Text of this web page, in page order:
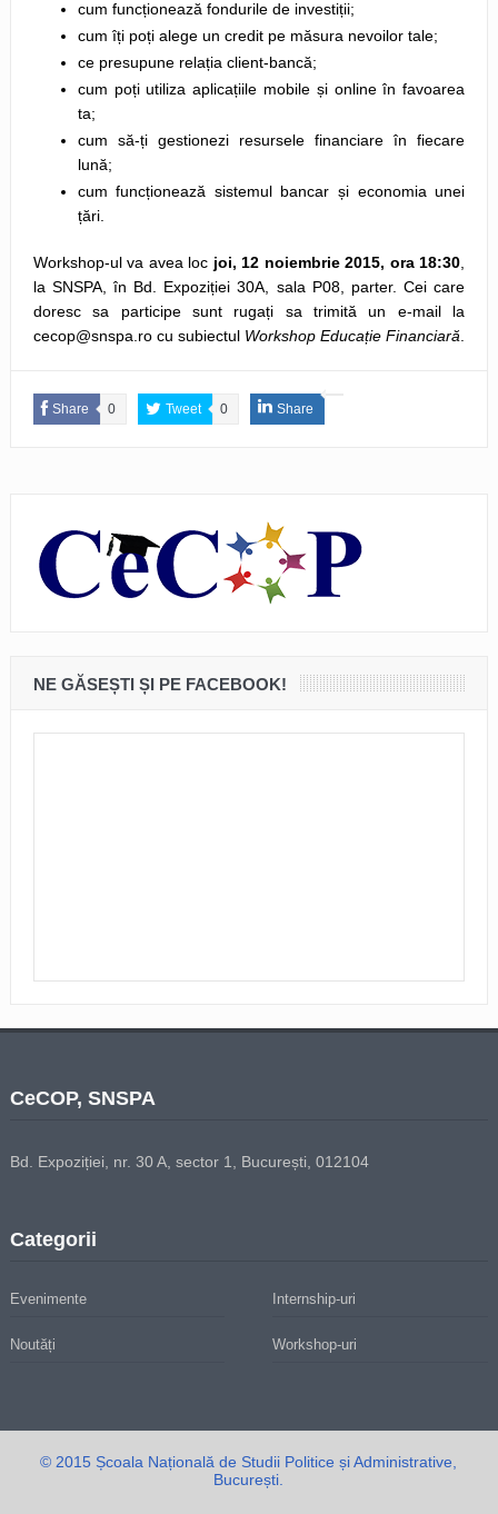
cum funcționează fondurile de investiții;
cum îți poți alege un credit pe măsura nevoilor tale;
ce presupune relația client-bancă;
cum poți utiliza aplicațiile mobile și online în favoarea
ta;
cum să-ți gestionezi resursele financiare în fiecare
lună;
cum funcționează sistemul bancar și economia unei
țări.
Workshop-ul va avea loc joi, 12 noiembrie 2015, ora 18:30
la SNSPA, în Bd. Expoziției 30A, sala P08, parter. Cei care
doresc sa participe sunt rugați sa trimită un e-mail la
cecop@snspa.ro cu subiectul Workshop Educație Financiară
Share 0 Tweet 0 Share
NE GĂSEȘTI ȘI PE FACEBOOK!
CeCOP, SNSPA
Bd. Expoziției, nr. 30 A, sector 1, București, 012104
Categorii
Evenimente Internship-uri
Noutăți Workshop-uri
© 2015 Școala Națională de Studii Politice și Administrative,
București.